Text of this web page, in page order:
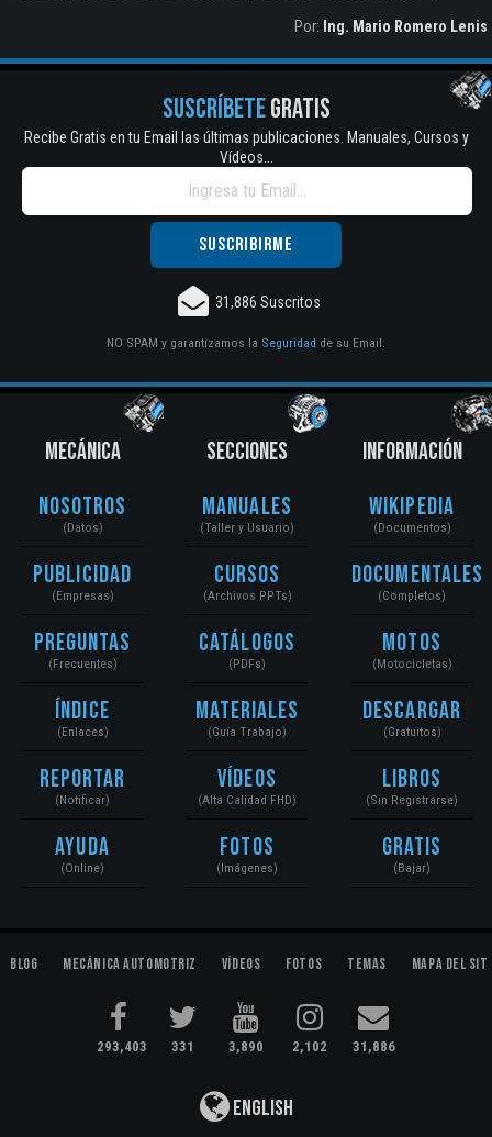
Por: Ing. Mario Romero Lenis
SUSCRÍBETEGRATIS
Recibe Gratis en tu Email las últimas publicaciones. Manuales, Cursos y
Vídeos...
31,886 Suscritos
NO SPAM y garantizamos la Seguridad de su Email.
MECÁNICA
Nosotros
(Datos)
Publicidad
(Empresas)
Preguntas
(Frecuentes)
Índice
(Enlaces)
Reportar
(Notificar)
Ayuda
(Online)
SECCIONES
Manuales
(Taller y Usuario)
Cursos
(Archivos PPTs)
Catálogos
(PDFs)
Materiales
(Guía Trabajo)
Vídeos
(Alta Calidad FHD)
Fotos
(Imágenes)
INFORMACIÓN
Wikipedia
(Documentos)
Documentales
(Completos)
Motos
(Motocicletas)
Descargar
(Gratuitos)
Libros
(Sin Registrarse)
Gratis
(Bajar)
Blog Mecánica Automotriz Vídeos Fotos Temas Mapa del
293,403 331 3,890 2,102 31,886
English